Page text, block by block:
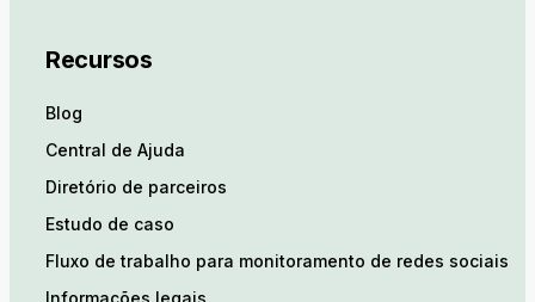
Recursos
Blog
Central de Ajuda
Diretório de parceiros
Estudo de caso
Fluxo de trabalho para monitoramento de redes sociais
Informações legais